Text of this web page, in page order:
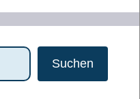
Suchen